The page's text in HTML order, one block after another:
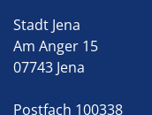
Stadt Jena
Am Anger 15
07743 Jena
Postfach 100338